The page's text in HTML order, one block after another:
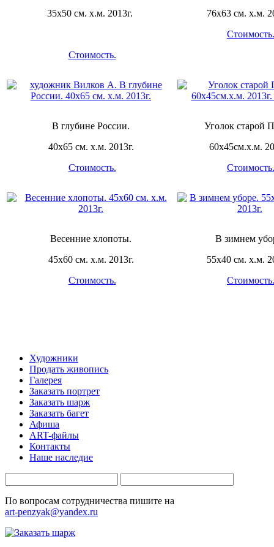
35х50 см. х.м. 2013г.
Стоимость.
76х63 см. х.м.
Стоимость.
В глубине России.
40х65 см. х.м. 2013г.
Стоимость.
Уголок старой
60х45см.х.м.
Стоимость.
Весенние хлопоты.
45х60 см. х.м. 2013г.
Стоимость.
В зимнем
55х40 см. х.м.
Стоимость.
Художники
Продать живопись
Галерея
Заказать портрет
Заказать шарж
Заказать багет
Афиша
ART-файлы
Контакты
Наше наследие
По вопросам сотрудничества пишите на
art-penzyak@yandex.ru